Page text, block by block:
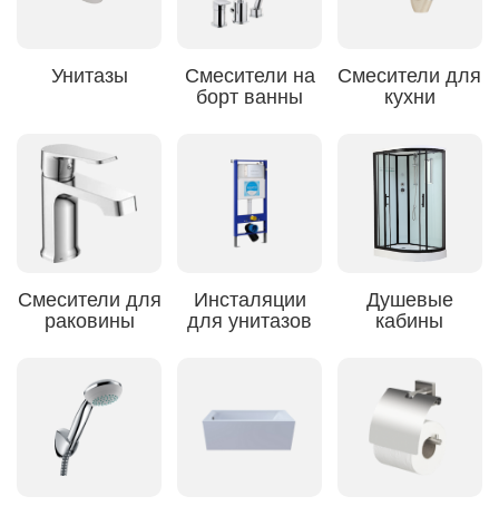
Унитазы Смесители на
борт ванны
Смесители для
кухни
Смесители для
раковины
Инсталяции
для унитазов
Душевые
кабины